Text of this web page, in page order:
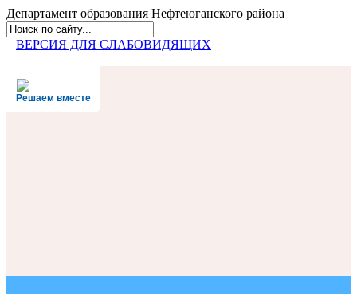
Департамент образования Нефтеюганского района
ВЕРСИЯ ДЛЯ СЛАБОВИДЯЩИХ
Решаем вместе